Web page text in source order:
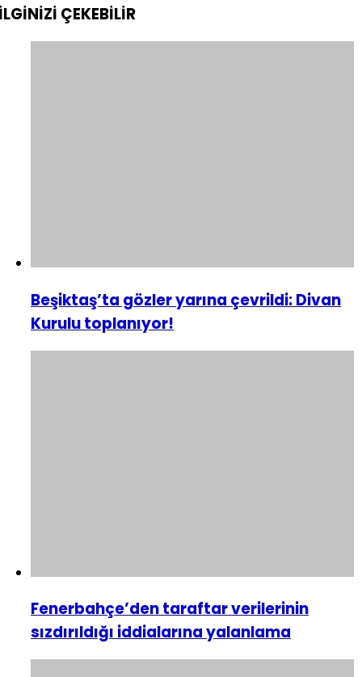
ÇEKEBİLİR
Beşiktaş’ta gözler yarına çevrildi: Divan
Kurulu toplanıyor!
Fenerbahçe’den taraftar verilerinin
sızdırıldığı iddialarına yalanlama